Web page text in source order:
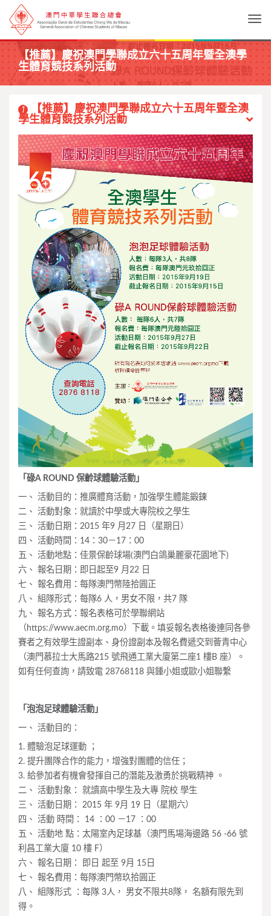
【推薦】慶祝澳門學聯成立六十五周年暨全澳學
生體育競技系列活動
1
【推薦】慶祝澳門學聯成立六十五周年暨全澳
學生體育競技系列活動
「碌A ROUND 保齡球體驗活動」
一、 活動目的：推廣體育活動，加強學生體能鍛鍊
二、 活動對象：就讀於中學或大專院校之學生
三、 活動日期：2015 年9 月27 日（星期日）
四、 活動時間：14：30－17：00
五、 活動地點：佳景保齡球場(澳門白鴿巢麗豪花園地下)
六、 報名日期：即日起至9 月22 日
七、 報名費用：每隊澳門幣陸拾圓正
八、 組隊形式：每隊6 人，男女不限，共7 隊
九、 報名方式：報名表格可於學聯網站
（https://www.aecm.org.mo）下載。填妥報名表格後連同各參
賽者之有效學生證副本、身份證副本及報名費遞交到薈青中心
（澳門慕拉士大馬路215 號飛通工業大廈第二座1 樓B 座）。
如有任何查詢，請致電 28768118 與鍾小姐或歐小姐聯繫
「泡泡足球體驗活動」
一、 活動目的：
1. 體驗泡足球運動 ；
2. 提升團隊合作的能力，增強對團體的信任；
3. 給參加者有機會發揮自己的潛能及激勇於挑戰精神 。
二、 活動對象： 就讀高中學生及大專 院校 學生
三、 活動日期： 2015 年 9月 19 日（星期六）
四、 活動 時間： 14 ：00 －17 ：00
五、 活動地 點：太陽室內足球基（澳門馬場海邊路 56 -66 號
利昌工業大廈 10 樓 F）
六、 報名日期： 即日 起至 9月 15日
七、 報名費用：每隊澳門幣玖拾圓正
八、 組隊形式 ：每隊 3人， 男女不限共8隊， 名額有限先到
得。